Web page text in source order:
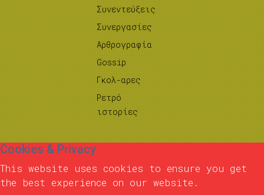
Συνεντεύξεις
Συνεργασίες
Αρθρογραφία
Gossip
Γκολ-αρες
Ρετρό
ιστορίες
Cookies & Privacy
This website uses cookies to ensure you get
the best experience on our website.